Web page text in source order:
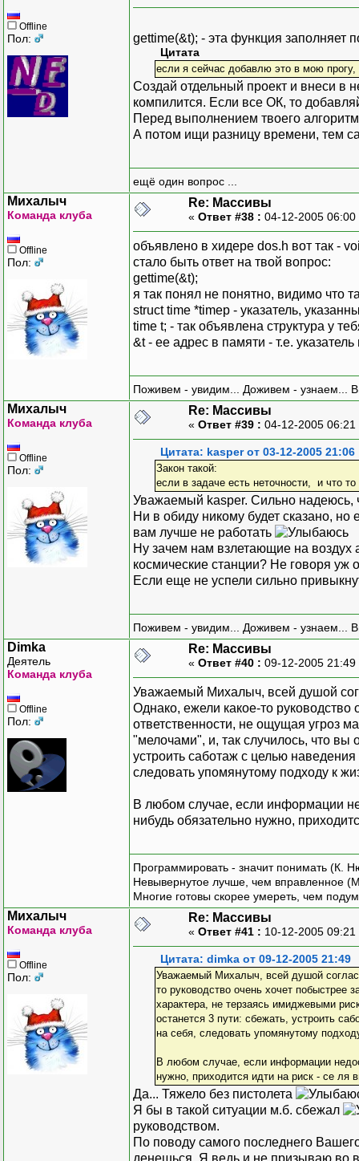
Offline
Пол: gettime(&t); - эта функция заполняет
Цитата
если я сейчас добавлю это в мою прогу,
Создай отдельный проект и внеси в
компилится. Если все ОК, то
Перед выполнением твоего
А потом ищи разницу времени, тем
ещё один вопрос ...
Михалыч
Команда клуба
Offline
Пол:
Re: Массивы
« Ответ #38 : 04-12-2005
объявлено в хидере dos.h вот так -
стало быть ответ на твой вопрос:
gettime(&t);
я так понял не понятно, видимо что
struct time *timep - указатель,
time t; - так объявлена структура у
&t - ее адрес в памяти - т.е. указатель
Поживем - увидим... Доживем - узнаем...
Михалыч
Команда клуба
Offline
Пол:
Re: Массивы
« Ответ #39 : 04-12-2005
Цитата: kasper от 03-12-2005 21:06
Закон такой:
если в задаче есть неточности, и что
Уважаемый kasper. Сильно надеюсь,
Ни в обиду никому будет сказано, но
вам лучше не работать
Ну зачем нам взлетающие на
космические станции? Не говоря
Если еще не успели сильно
Поживем - увидим... Доживем - узнаем...
Dimka
Деятель
Команда клуба
Offline
Пол:
Re: Массивы
« Ответ #40 : 09-12-2005
Уважаемый Михалыч, всей душой
Однако, ежели какое-то руководство
ответственности, не ощущая угроз
"мелочами", и, так случилось, что вы
устроить саботаж с целью
следовать упомянутому подходу к
В любом случае, если информации
нибудь обязательно нужно,
Программировать - значит понимать (К.
Невывернутое лучше, чем вправленное
Многие готовы скорее умереть, чем
Михалыч
Команда клуба
Offline
Пол:
Re: Массивы
« Ответ #41 : 10-12-2005
Цитата: dimka от 09-12-2005 21:49
Уважаемый Михалыч, всей душой
то руководство очень хочет побыстрее
характера, не терзаясь имиджевыми
останется 3 пути: сбежать, устроить
на себя, следовать упомянутому
В любом случае, если информации
нужно, приходится идти на риск - се ля
Да... Тяжело без пистолета
Я бы в такой ситуации м.б. сбежал
руководством.
По поводу самого последнего
денешься. Я ведь и не призываю во